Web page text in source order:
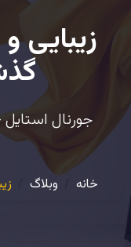
زیبایی
جورنال
خانه وبلاگ